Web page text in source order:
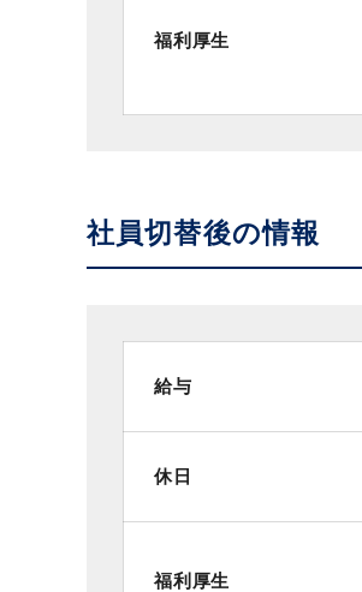
福利厚生
社員切替後の情報
給与
休日
福利厚生